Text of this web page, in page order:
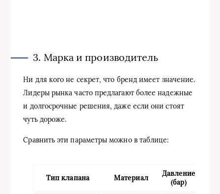
3. Марка и производитель
Ни для кого не секрет, что бренд имеет значение.
Лидеры рынка часто предлагают более надежные
и долгосрочные решения, даже если они стоят
чуть дороже.
Сравнить эти параметры можно в таблице:
Тип клапана Материал
Давление
(бар)